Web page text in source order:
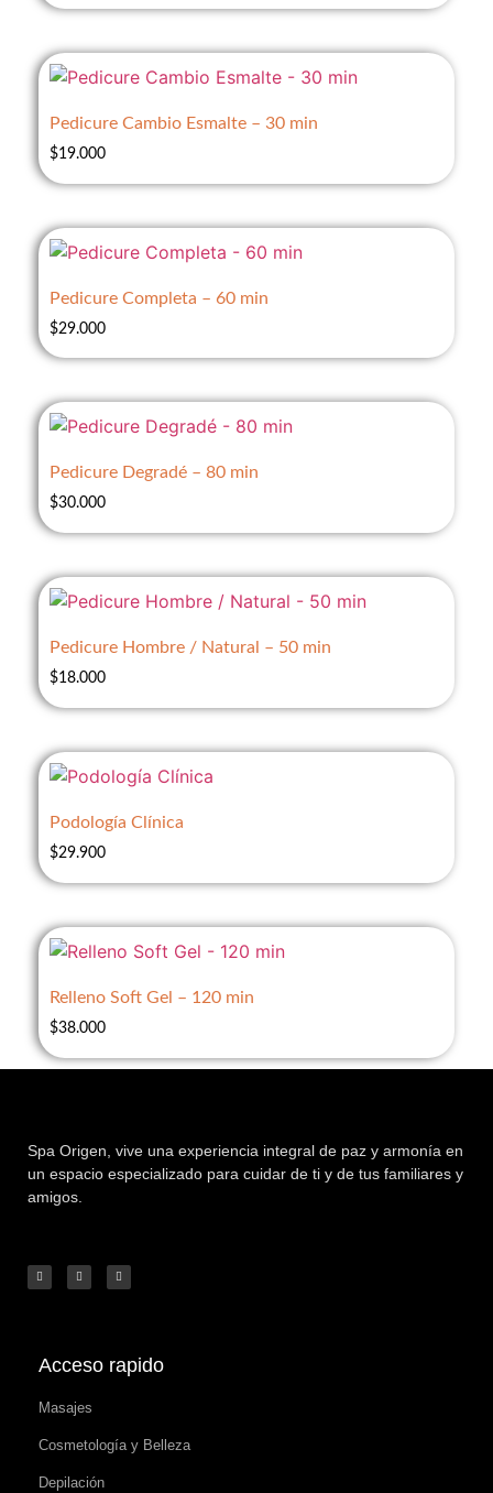
Pedicure Cambio Esmalte – 30 min
$19.000
Pedicure Completa – 60 min
$29.000
Pedicure Degradé – 80 min
$30.000
Pedicure Hombre / Natural – 50 min
$18.000
Podología Clínica
$29.900
Relleno Soft Gel – 120 min
$38.000
Spa Origen, vive una experiencia integral de paz y armonía en
un espacio especializado para cuidar de ti y de tus familiares y
amigos.
Acceso rapido
Masajes
Cosmetología y Belleza
Depilación